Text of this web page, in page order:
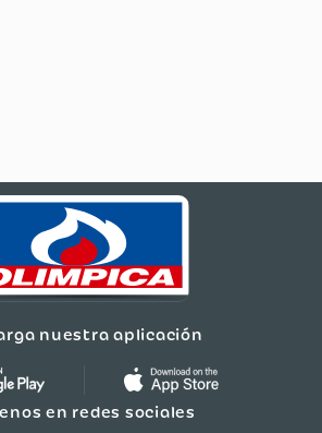
nuestra aplicación
en redes sociales